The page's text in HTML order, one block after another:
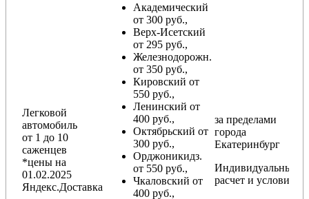
Легковой
автомобиль
от 1 до 10
саженцев
*цены на
01.02.2025
Яндекс.Доставка
Академический
от 300 руб.,
Верх-Исетский
от 295 руб.,
Железнодорожн.
от 350 руб.,
Кировский от
550 руб.,
Ленинский от
400 руб.,
Октябрьский от
300 руб.,
Орджоникидз.
от 550 руб.,
Чкаловский от
400 руб.,
за пределами
города
Екатеринбург
Индивидуальный
расчет и условия